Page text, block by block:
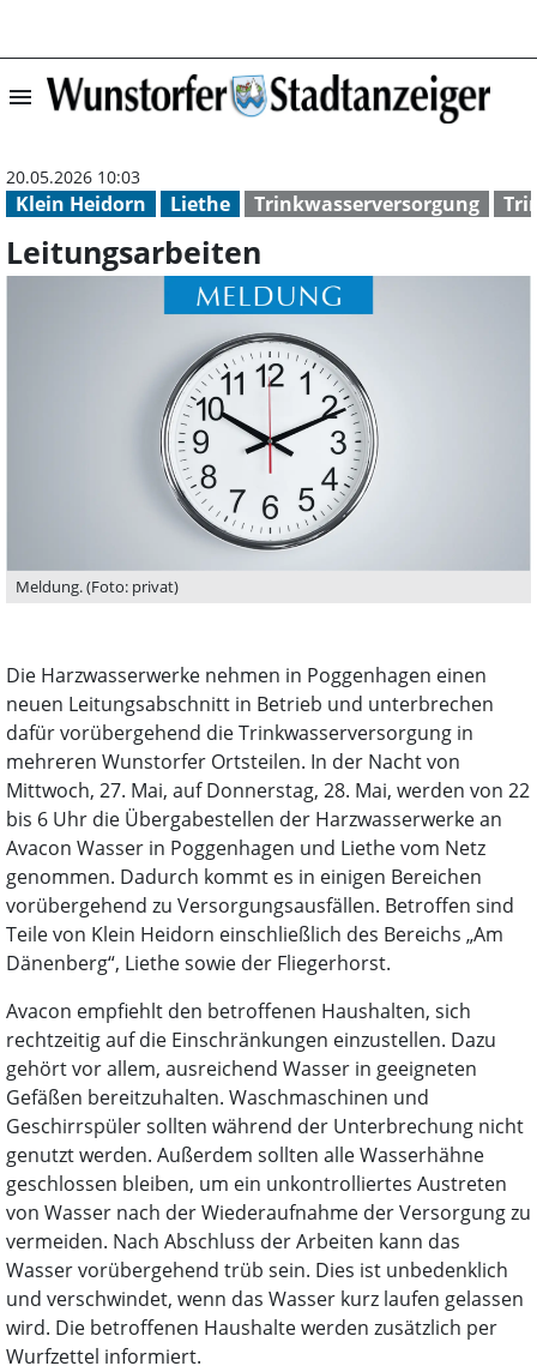
menu
Klein Heidorn Liethe Trinkwasserversorgung
20.05.2026 10:03
Leitungsarbeiten
Meldung. (Foto: privat)
Die Harzwasserwerke nehmen in Poggenhagen einen
neuen Leitungsabschnitt in Betrieb und unterbrechen
dafür vorübergehend die Trinkwasserversorgung in
mehreren Wunstorfer Ortsteilen. In der Nacht von
Mittwoch, 27. Mai, auf Donnerstag, 28. Mai, werden von 22
bis 6 Uhr die Übergabestellen der Harzwasserwerke an
Avacon Wasser in Poggenhagen und Liethe vom Netz
genommen. Dadurch kommt es in einigen Bereichen
vorübergehend zu Versorgungsausfällen. Betroffen sind
Teile von Klein Heidorn einschließlich des Bereichs „Am
Dänenberg“, Liethe sowie der Fliegerhorst.
Avacon empfiehlt den betroffenen Haushalten, sich
rechtzeitig auf die Einschränkungen einzustellen. Dazu
gehört vor allem, ausreichend Wasser in geeigneten
Gefäßen bereitzuhalten. Waschmaschinen und
Geschirrspüler sollten während der Unterbrechung nicht
genutzt werden. Außerdem sollten alle Wasserhähne
geschlossen bleiben, um ein unkontrolliertes Austreten
von Wasser nach der Wiederaufnahme der Versorgung zu
vermeiden. Nach Abschluss der Arbeiten kann das
Wasser vorübergehend trüb sein. Dies ist unbedenklich
und verschwindet, wenn das Wasser kurz laufen gelassen
wird. Die betroffenen Haushalte werden zusätzlich per
Wurfzettel informiert.